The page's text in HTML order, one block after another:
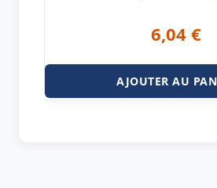
6,04 €
AJOUTER AU